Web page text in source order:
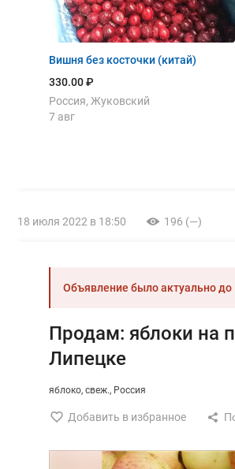
Вишня без косточки (китай)
330.00 ₽
Россия, Жуковский
7 авг
18 июля 2022 в 18:50 196 (—)
Объявление было актуально до
Продам: яблоки на
Липецке
яблоко свеж. Россия
Добавить в избранное